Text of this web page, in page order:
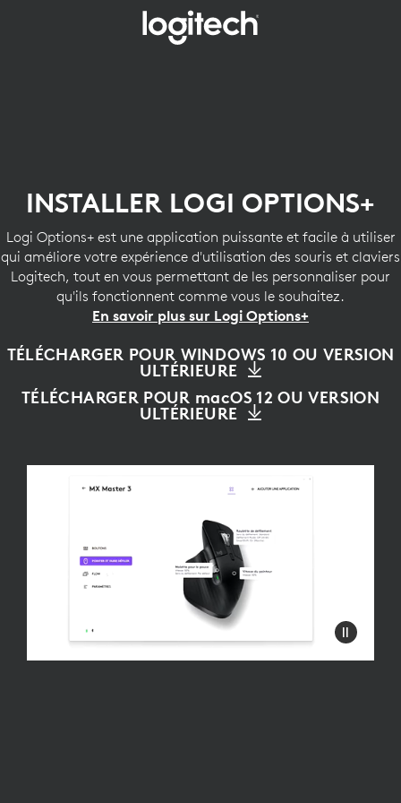
INSTALLER
INSTALLER LOGI OPTIONS+
Logi Options+ est une application puissante et facile à utiliser
qui améliore votre expérience d'utilisation des souris et claviers
Logitech, tout en vous permettant de les personnaliser pour
qu'ils fonctionnent comme vous le souhaitez.
En savoir plus sur Logi Options+
TÉLÉCHARGER POUR WINDOWS 10 OU VERSION
ULTÉRIEURE
TÉLÉCHARGER POUR macOS 12 OU VERSION
ULTÉRIEURE